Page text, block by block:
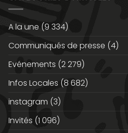
A la une (9 334)
Communiqués de presse (4)
Evénements (2 279)
Infos Locales (8 682)
instagram (3)
Invités (1 096)